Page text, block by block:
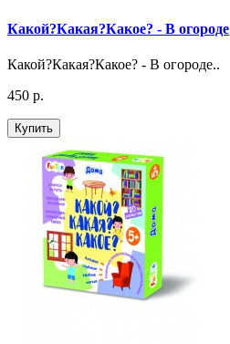
Какой?Какая?Какое? - В огороде
Какой?Какая?Какое? - В огороде..
450 р.
Купить